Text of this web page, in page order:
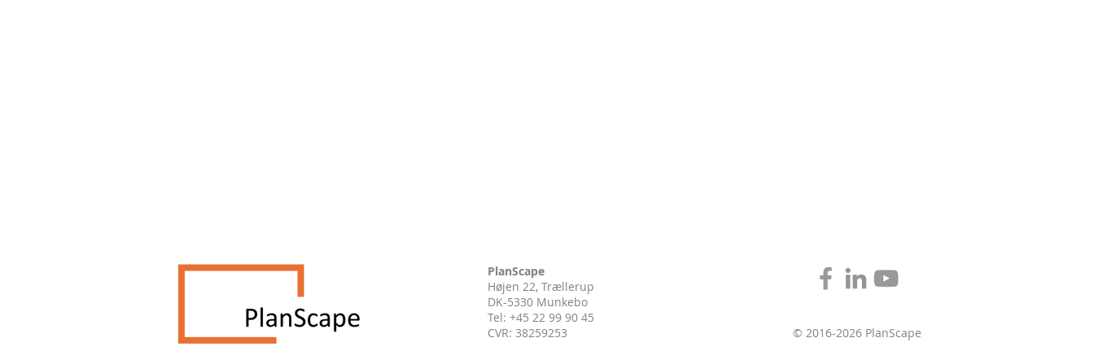
PlanScape
Højen 22, Trællerup
DK-5330 Munkebo
Tel: +45 22 99 90 45
CVR: 38259253 © 2016-2026 PlanScape